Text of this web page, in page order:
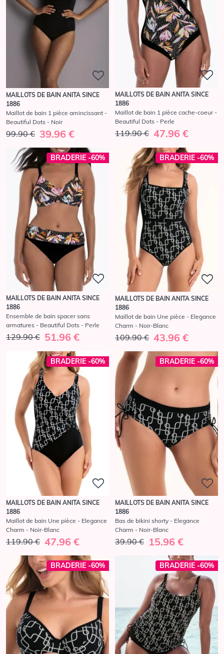
MAILLOTS DE BAIN ANITA SINCE
1886
Maillot de bain 1 pièce amincissant -
Beautiful Dots - Noir
99.90 € 39.96 €
MAILLOTS DE BAIN ANITA SINCE
1886
Maillot de bain 1 pièce cache-coeur -
Beautiful Dots - Perle
119.90 € 47.96 €
BRADERIE -60%
MAILLOTS DE BAIN ANITA SINCE
1886
Ensemble de bain spacer sans
armatures - Beautiful Dots - Perle
129.90 € 51.96 €
BRADERIE -60%
MAILLOTS DE BAIN ANITA SINCE
1886
Maillot de bain Une pièce - Elegance
Charm - Noir-Blanc
109.90 € 43.96 €
BRADERIE -60%
MAILLOTS DE BAIN ANITA SINCE
1886
Maillot de bain Une pièce - Elegance
Charm - Noir-Blanc
119.90 € 47.96 €
BRADERIE -60%
MAILLOTS DE BAIN ANITA SINCE
1886
Bas de bikini shorty - Elegance
Charm - Noir-Blanc
39.90 € 15.96 €
BRADERIE -60% BRADERIE -60%